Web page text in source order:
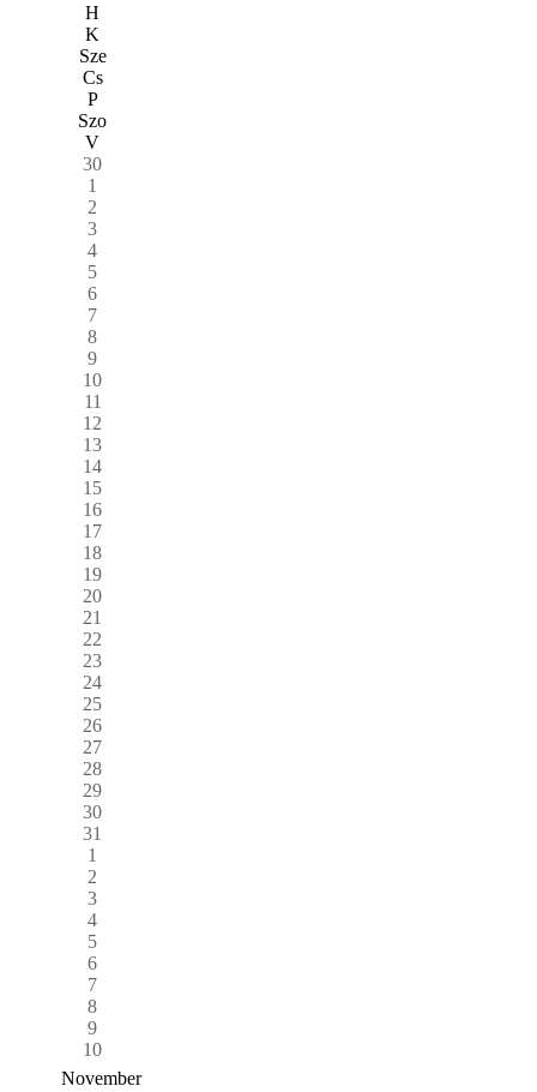
H
K
Sze
Cs
P
Szo
V
30
1
2
3
4
5
6
7
8
9
10
11
12
13
14
15
16
17
18
19
20
21
22
23
24
25
26
27
28
29
30
31
1
2
3
4
5
6
7
8
9
10
November